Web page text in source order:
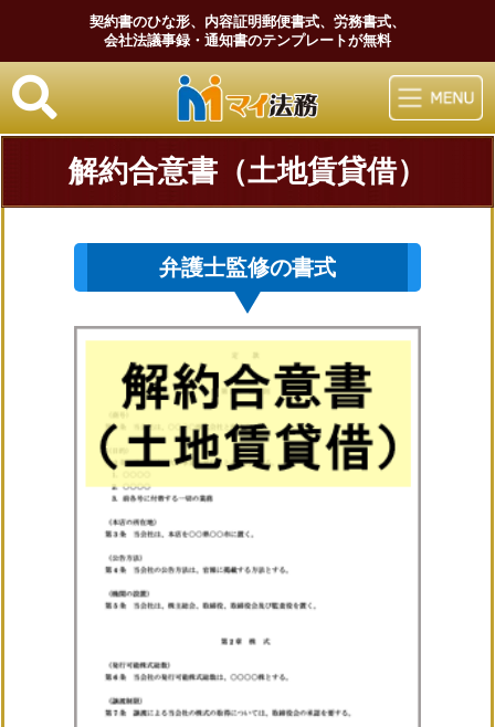
契約書のひな形、内容証明郵便書式、労務書式、
会社法議事録・通知書のテンプレートが無料
マイ法務
解約合意書（土地賃貸借）
弁護士監修の書式